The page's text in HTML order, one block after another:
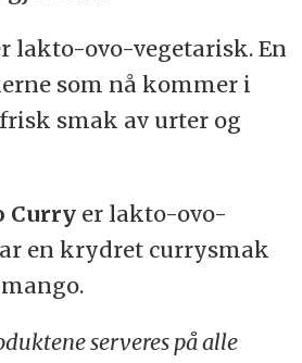
lakto-ovo-vegetarisk. En
som nå kommer i
smak av urter og
Curry er lakto-ovo-
en krydret currysmak
serveres på alle